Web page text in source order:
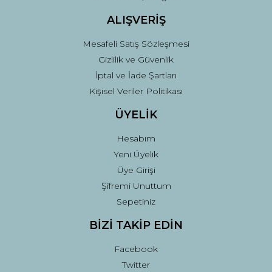
ALIŞVERİŞ
Mesafeli Satış Sözleşmesi
Gizlilik ve Güvenlik
İptal ve İade Şartları
Kişisel Veriler Politikası
ÜYELİK
Hesabım
Yeni Üyelik
Üye Girişi
Şifremi Unuttum
Sepetiniz
BİZİ TAKİP EDİN
Facebook
Twitter